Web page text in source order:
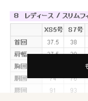
★ベーシックな黒シャツ
視覚的に引き締め効果
ル美人！
ウエストを絞った細身で